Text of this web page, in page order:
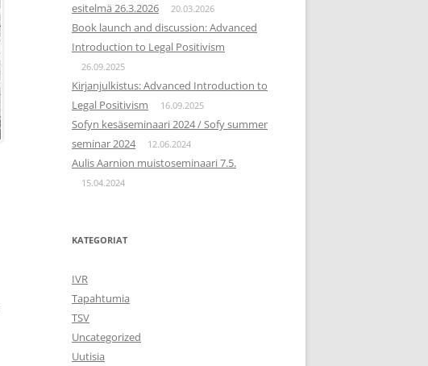
esitelmä 26.3.2026
20.03.2026
Book launch and discussion: Advanced
Introduction to Legal Positivism
26.09.2025
Kirjanjulkistus: Advanced Introduction to
Legal Positivism
16.09.2025
Sofyn kesäseminaari 2024 / Sofy summer
seminar 2024
12.06.2024
Aulis Aarnion muistoseminaari 7.5.
15.04.2024
KATEGORIAT
IVR
Tapahtumia
TSV
Uncategorized
Uutisia